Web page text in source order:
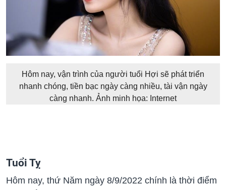
Hôm nay, vận trình của người tuổi Hợi sẽ phát triển
nhanh chóng, tiền bạc ngày càng nhiều, tài vận ngày
càng nhanh. Ảnh minh họa: Internet
Tuổi Tỵ
Hôm nay, thứ Năm ngày 8/9/2022 chính là thời điểm